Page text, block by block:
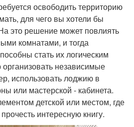
освободить территорию
для чего вы хотели бы
это решение может повлиять
комнатами, и тогда
стать их логическим
независимые
использовать лоджию в
или мастерской - кабинета.
детской или местом, где
интересную книгу.